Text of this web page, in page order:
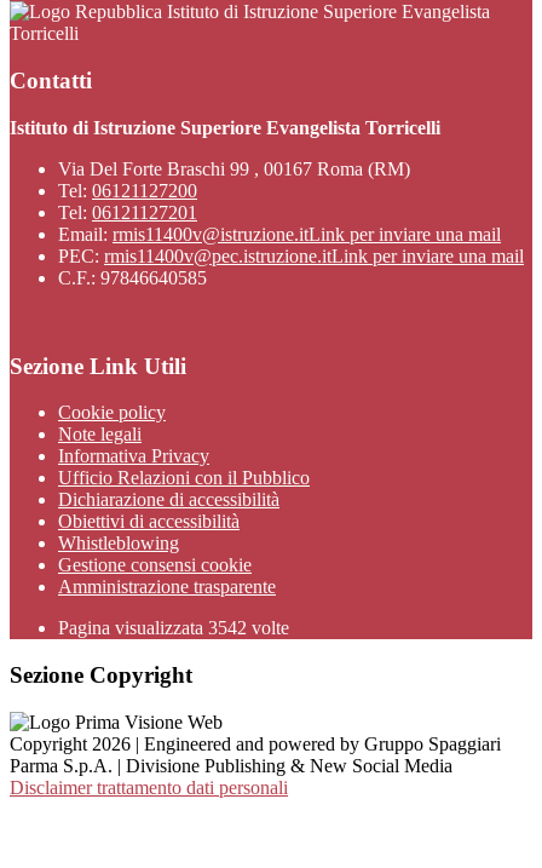
Istituto di Istruzione Superiore Evangelista
Torricelli
Contatti
Istituto di Istruzione Superiore Evangelista Torricelli
Via Del Forte Braschi 99 , 00167 Roma (RM)
Tel: 06121127200
Tel: 06121127201
Email: rmis11400v@istruzione.itLink per inviare una mail
PEC: rmis11400v@pec.istruzione.itLink per inviare una mail
C.F.: 97846640585
Sezione Link Utili
Cookie policy
Note legali
Informativa Privacy
Ufficio Relazioni con il Pubblico
Dichiarazione di accessibilità
Obiettivi di accessibilità
Whistleblowing
Gestione consensi cookie
Amministrazione trasparente
Pagina visualizzata 3542 volte
Sezione Copyright
Copyright 2026 | Engineered and powered by Gruppo Spaggiari
Parma S.p.A. | Divisione Publishing & New Social Media
Disclaimer trattamento dati personali